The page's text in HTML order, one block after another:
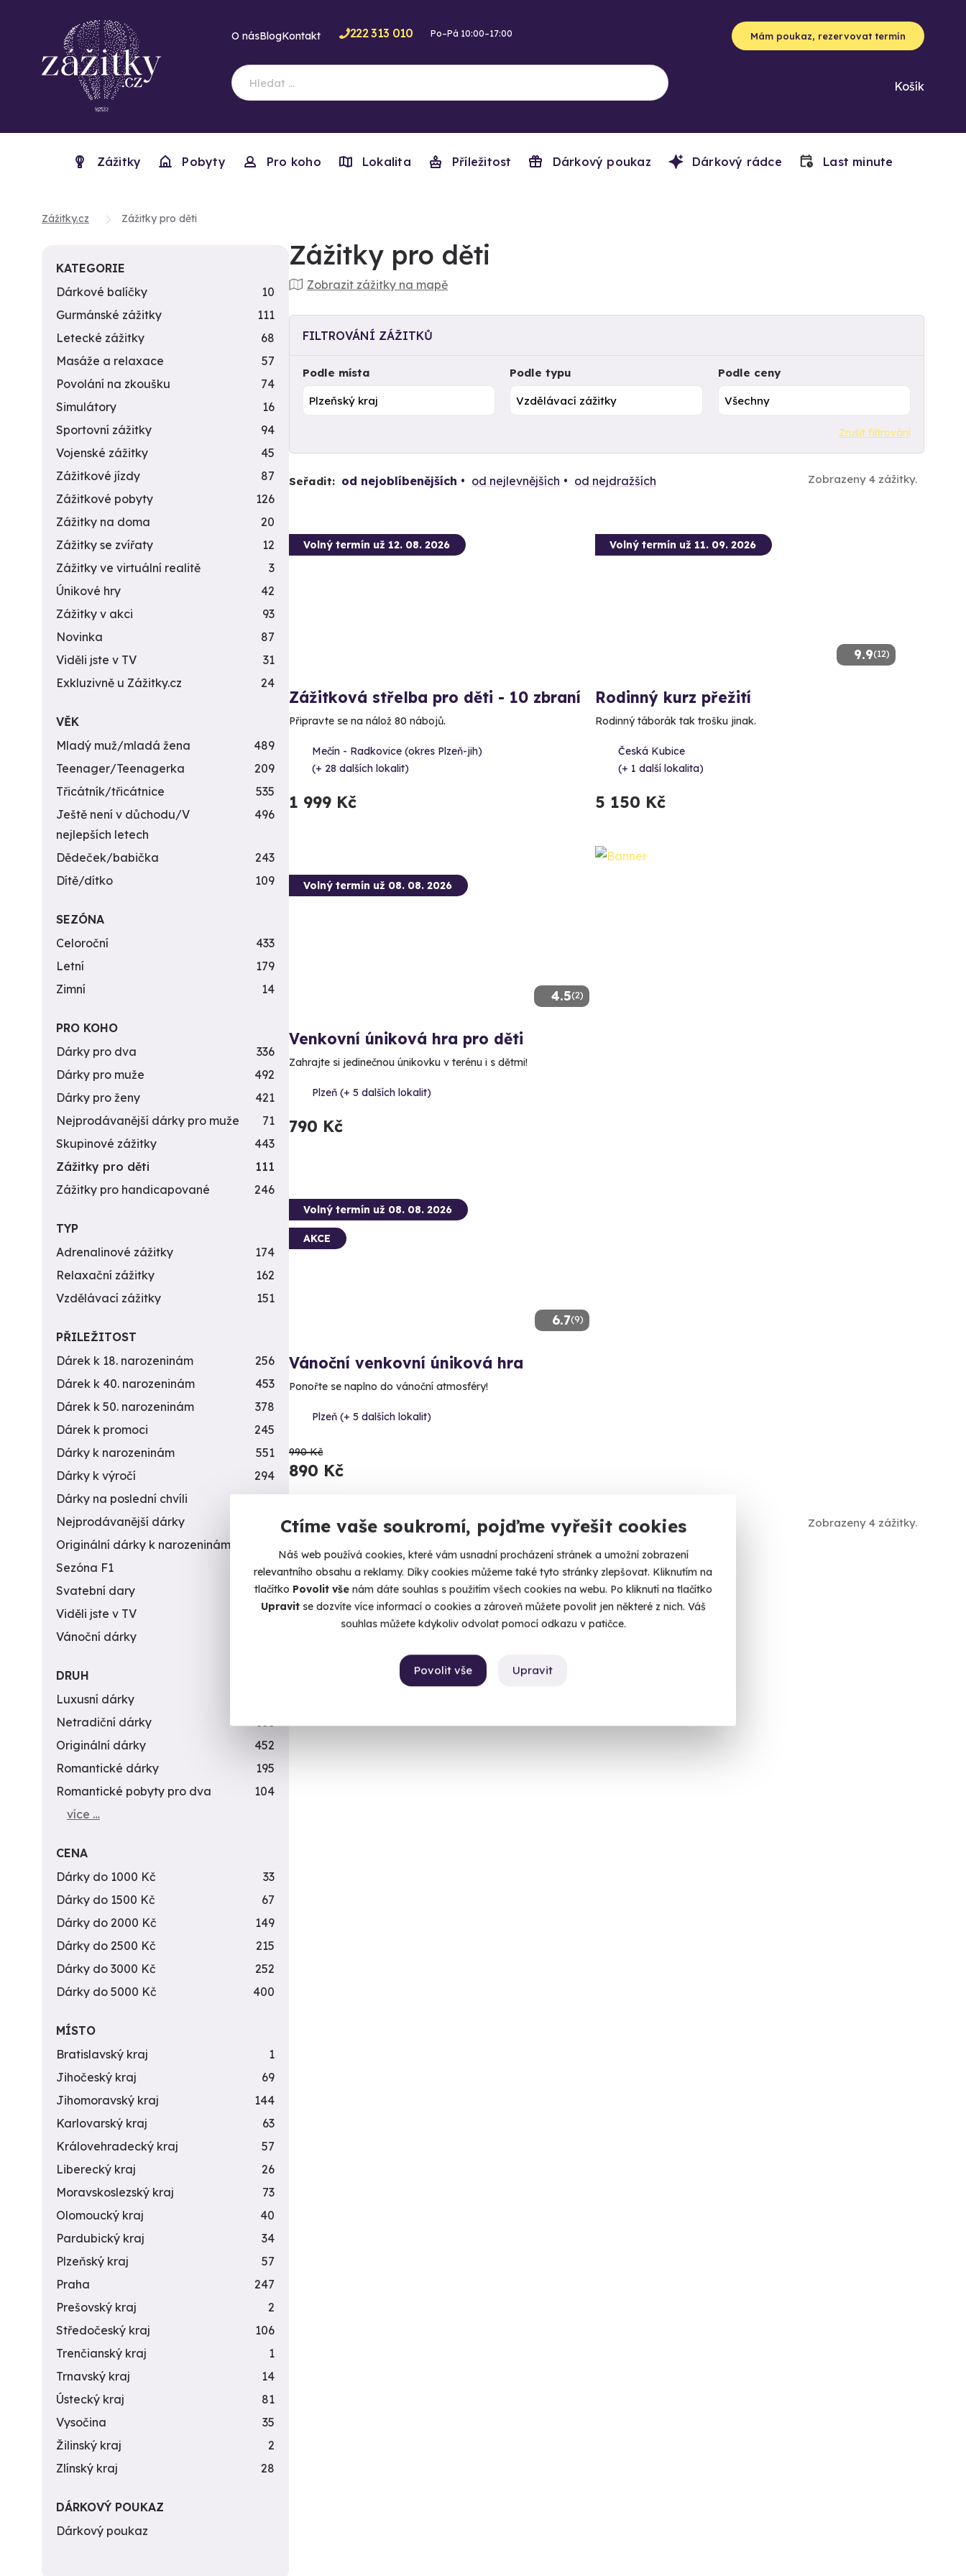
Ctíme vaše soukromí, pojďme vyřešit cookies
Náš web používá cookies, které vám usnadní procházení stránek a umožní zobrazení
relevantního obsahu a reklamy. Díky cookies můžeme také tyto stránky zlepšovat. Kliknutím na
tlačítko Povolit vše nám dáte souhlas s použitím všech cookies na webu. Po kliknutí na tlačítko
Upravitse dozvíte více informací o cookies a zároveň můžete povolit jen některé z nich. Váš
souhlas můžete kdykoliv odvolat pomocí odkazu v patičce.
Upravit
Povolit vše
O násBlogKontakt 222 313 010 Po–Pá 10:00–17:00 Mám poukaz, rezervovat termín
Košík
Zážitky Pobyty Pro koho Lokalita Příležitost Dárkový poukaz Dárkový rádce Last minute
Zážitky.cz Zážitky pro děti
Zážitky pro děti
Zobrazit zážitky na mapě
FILTROVÁNÍ ZÁŽITKŮ
Podle místa Podle typu Podle ceny
Zrušit filtrování
Seřadit: od nejoblíbenějších od nejlevnějších od nejdražších Zobrazeny 4 zážitky.
Volný termín už 12. 08. 2026
Zážitková střelba pro děti - 10 zbraní
Připravte se na nálož 80 nábojů.
Mečín - Radkovice (okres Plzeň-jih)
(+ 28 dalších lokalit)
1 999 Kč
9.9(12)
Volný termín už 11. 09. 2026
Rodinný kurz přežití
Rodinný táborák tak trošku jinak.
Česká Kubice
(+ 1 další lokalita)
5 150 Kč
4.5(2)
Volný termín už 08. 08. 2026
Venkovní úniková hra pro děti
Zahrajte si jedinečnou únikovku v terénu i s dětmi!
Plzeň (+ 5 dalších lokalit)
790 Kč
6.7(9)
Volný termín už 08. 08. 2026
AKCE
Vánoční venkovní úniková hra
Ponořte se naplno do vánoční atmosféry!
Plzeň (+ 5 dalších lokalit)
990 Kč
890 Kč
Zobrazeny 4 zážitky.
KATEGORIE
Dárkové balíčky
10
Gurmánské zážitky
111
Letecké zážitky
68
Masáže a relaxace
57
Povolání na zkoušku
74
Simulátory
16
Sportovní zážitky
94
Vojenské zážitky
45
Zážitkové jízdy
87
Zážitkové pobyty
126
Zážitky na doma
20
Zážitky se zvířaty
12
Zážitky ve virtuální realitě
3
Únikové hry
42
Zážitky v akci
93
Novinka
87
Viděli jste v TV
31
Exkluzivně u Zážitky.cz
24
VĚK
Mladý muž/mladá žena
489
Teenager/Teenagerka
209
Třicátník/třicátnice
535
Ještě není v důchodu/V
nejlepších letech
496
Dědeček/babička
243
Dítě/dítko
109
SEZÓNA
Celoroční
433
Letní
179
Zimní
14
PRO KOHO
Dárky pro dva
336
Dárky pro muže
492
Dárky pro ženy
421
Nejprodávanější dárky pro muže
71
Skupinové zážitky
443
Zážitky pro děti
111
Zážitky pro handicapované
246
TYP
Adrenalinové zážitky
174
Relaxační zážitky
162
Vzdělávací zážitky
151
PŘILEŽITOST
Dárek k 18. narozeninám
256
Dárek k 40. narozeninám
453
Dárek k 50. narozeninám
378
Dárek k promoci
245
Dárky k narozeninám
551
Dárky k výročí
294
Dárky na poslední chvíli
450
Nejprodávanější dárky
Originální dárky k narozeninám
Sezóna F1
4
Svatební dary
196
Viděli jste v TV
31
Vánoční dárky
DRUH
Luxusní dárky
Netradiční dárky
353
Originální dárky
452
Romantické dárky
195
Romantické pobyty pro dva
104
více …
CENA
Dárky do 1000 Kč
33
Dárky do 1500 Kč
67
Dárky do 2000 Kč
149
Dárky do 2500 Kč
215
Dárky do 3000 Kč
252
Dárky do 5000 Kč
400
MÍSTO
Bratislavský kraj
1
Jihočeský kraj
69
Jihomoravský kraj
144
Karlovarský kraj
63
Královehradecký kraj
57
Liberecký kraj
26
Moravskoslezský kraj
73
Olomoucký kraj
40
Pardubický kraj
34
Plzeňský kraj
57
Praha
247
Prešovský kraj
2
Středočeský kraj
106
Trenčianský kraj
1
Trnavský kraj
14
Ústecký kraj
81
Vysočina
35
Žilinský kraj
2
Zlínský kraj
28
DÁRKOVÝ POUKAZ
Dárkový poukaz